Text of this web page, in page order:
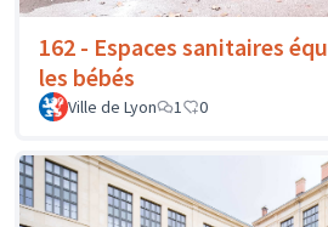
162 - Espaces sanitaires
les bébés
Ville de Lyon 1 0